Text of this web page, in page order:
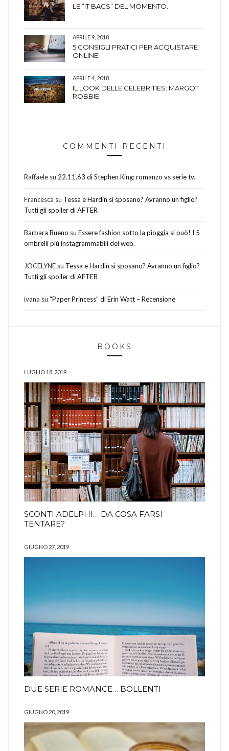
LE “IT BAGS” DEL MOMENTO.
APRILE 9, 2018
5 CONSIGLI PRATICI PER ACQUISTARE
ONLINE!
APRILE 4, 2018
IL LOOK DELLE CELEBRITIES: MARGOT
ROBBIE.
COMMENTI RECENTI
Raffaele su 22.11.63 di Stephen King: romanzo vs serie tv.
Francesca su Tessa e Hardin si sposano? Avranno un figlio?
Tutti gli spoiler di AFTER
Barbara Bueno su Essere fashion sotto la pioggia si può! I 5
ombrelli più instagrammabili del web.
JOCELYNE su Tessa e Hardin si sposano? Avranno un figlio?
Tutti gli spoiler di AFTER
ivana su “Paper Princess” di Erin Watt – Recensione
BOOKS
LUGLIO 18, 2019
SCONTI ADELPHI… DA COSA FARSI
TENTARE?
GIUGNO 27, 2019
DUE SERIE ROMANCE… BOLLENTI
GIUGNO 20, 2019